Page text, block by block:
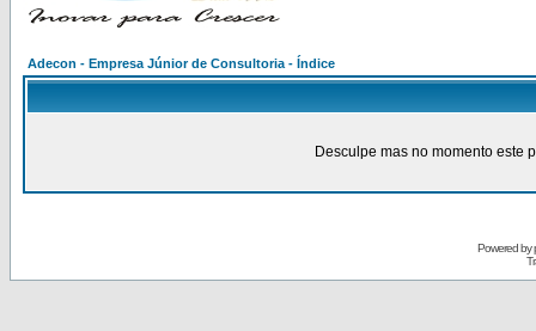
Adecon - Empresa Júnior de Consultoria - Índice
Desculpe mas no momento este
Powered by